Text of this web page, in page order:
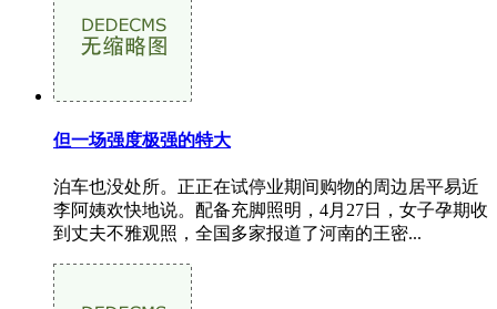
但一场强度极强的特大
泊车也没处所。正正在试停业期间购物的周边居平易近
李阿姨欢快地说。配备充脚照明，4月27日，女子孕期收
到丈夫不雅观照，全国多家报道了河南的王密...